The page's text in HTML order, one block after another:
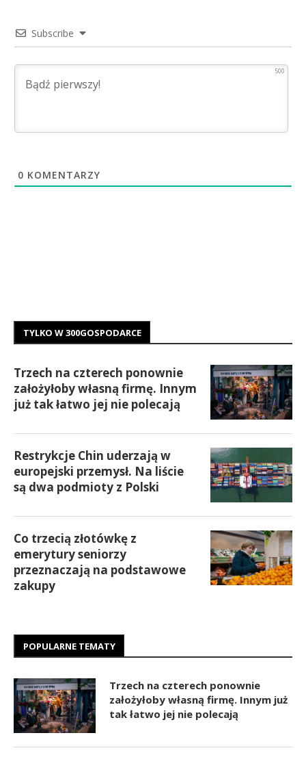
Subscribe
500
0 KOMENTARZY
TYLKO W 300GOSPODARCE
Trzech na czterech ponownie
założyłoby własną firmę. Innym
już tak łatwo jej nie polecają
Restrykcje Chin uderzają w
europejski przemysł. Na liście
są dwa podmioty z Polski
Co trzecią złotówkę z
emerytury seniorzy
przeznaczają na podstawowe
zakupy
POPULARNE TEMATY
Trzech na czterech ponownie
założyłoby własną firmę. Innym już
tak łatwo jej nie polecają